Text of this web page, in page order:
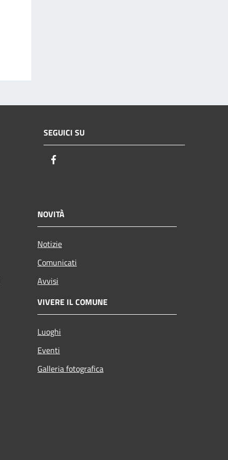
SEGUICI SU
NOVITÀ
Notizie
Comunicati
Avvisi
VIVERE IL COMUNE
Luoghi
Eventi
Galleria fotografica